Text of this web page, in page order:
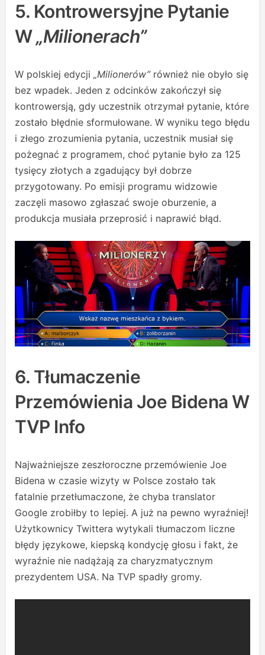
5. Kontrowersyjne Pytanie
W„Milionerach”
W polskiej edycji „Milionerów”również nie obyło się
bez wpadek. Jeden z odcinków zakończył się
kontrowersją, gdy uczestnik otrzymał pytanie, które
zostało błędnie sformułowane. W wyniku tego błędu
i złego zrozumienia pytania, uczestnik musiał się
pożegnać z programem, choć pytanie było za 125
tysięcy złotych a zgadujący był dobrze
przygotowany. Po emisji programu widzowie
zaczęli masowo zgłaszać swoje oburzenie, a
produkcja musiała przeprosić i naprawić błąd.
6. Tłumaczenie
Przemówienia Joe Bidena W
TVP Info
Najważniejsze zeszłoroczne przemówienie Joe
Bidena w czasie wizyty w Polsce zostało tak
fatalnie przetłumaczone, że chyba translator
Google zrobiłby to lepiej. A już na pewno wyraźniej!
Użytkownicy Twittera wytykali tłumaczom liczne
błędy językowe, kiepską kondycję głosu i fakt, że
wyraźnie nie nadążają za charyzmatycznym
prezydentem USA. Na TVP spadły gromy.